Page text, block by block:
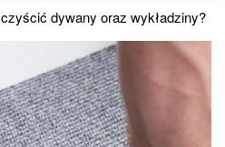
dywany oraz wykładziny?